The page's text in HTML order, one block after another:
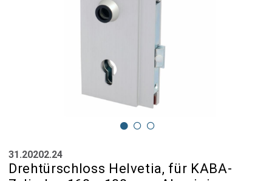
31.20202.24
Drehtürschloss Helvetia, für KABA-